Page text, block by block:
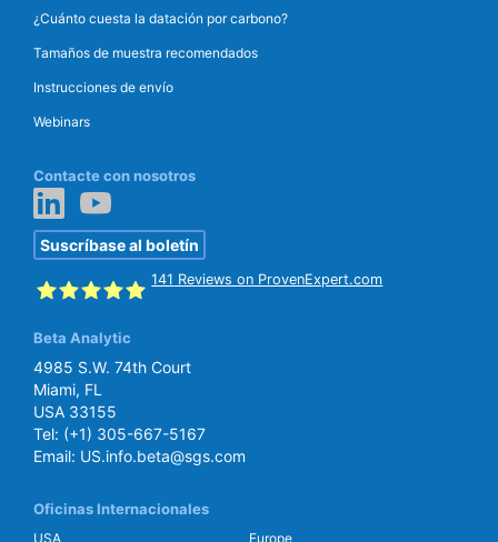
¿Cuánto cuesta la datación por carbono?
Tamaños de muestra recomendados
Instrucciones de envío
Webinars
Contacte con nosotros
Suscríbase al boletín
141 Reviews on ProvenExpert.com
Beta Analytic
4985 S.W. 74th Court
Miami, FL
USA 33155
Tel: (+1) 305-667-5167
Email: US.info.beta@sgs.com
Oficinas Internacionales
USA Europe